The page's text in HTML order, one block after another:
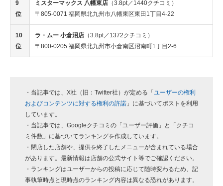
9
位
ミスターマックス 八幡東店 （3.8pt／1440クチコミ）
〒805-0071 福岡県北九州市八幡東区東田1丁目4-22
10
位
ラ・ムー 小倉沼店 （3.8pt／1372クチコミ）
〒800-0205 福岡県北九州市小倉南区沼南町1丁目2-6
・当記事では、X社（旧：Twitter社）が定める「 ユーザーの権利
およびコンテンツに対する権利の許諾 」に基づいてポストを利用
しています。
・当記事では、Googleクチコミの「ユーザー評価」と「クチコ
ミ件数」に基づいてランキングを作成しています。
・閉店した店舗や、提供を終了したメニューが含まれている場合
があります。最新情報は店舗の公式サイト等でご確認ください。
・ランキングはユーザーからの投稿に応じて随時変わるため、記
事執筆時点と現時点のランキング内容は異なる恐れがあります。